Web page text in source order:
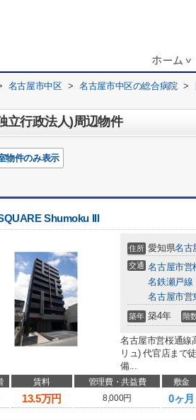
名古屋市中区 > 名古屋市中区の総合病院 >
立行政法人)周辺物件
物件のみ表示
Shumoku III
住所 愛知県名古
交通 名古屋市営
名鉄瀬戸線
名古屋市営
築年 築4年 階
名古屋市営桜通線
リュ) 代官店まで
備...
賃料 管理費・共益費 敷金
13.5万円 8,000円 0ヶ月